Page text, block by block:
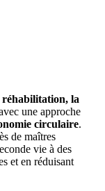
réhabilitation, la
une approche
circulaire.
de maîtres
vie à des
et en réduisant